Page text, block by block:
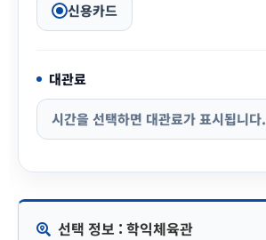
신용카드
대관료
시간을 선택하면 대관료가 표시됩니다.
선택 정보 : 학익체육관